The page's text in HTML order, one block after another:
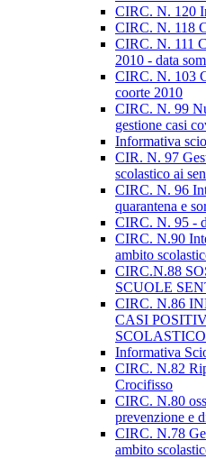
CIRC. N. 120
CIRC. N. 118
CIRC. N. 111
2010 - data
CIRC. N. 103
coorte 2010
CIRC. N. 99
gestione casi
Informativa
CIR. N. 97
scolastico ai
CIRC. N. 96
quarantena e
CIRC. N. 95 -
CIRC. N.90
ambito
CIRC.N.88
SCUOLE
CIRC. N.86
CASI
SCOLASTICO
Informativa
CIRC. N.82
Crocifisso
CIRC. N.80
prevenzione e
CIRC. N.78
ambito